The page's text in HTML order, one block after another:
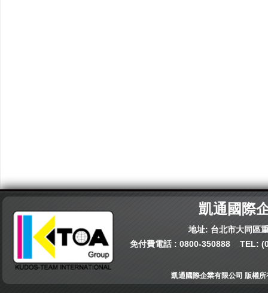
凱通國際
地址: 台北市大同區
免付費電話 : 0800-350888 TEL:
凱通國際企業有限公司 版權